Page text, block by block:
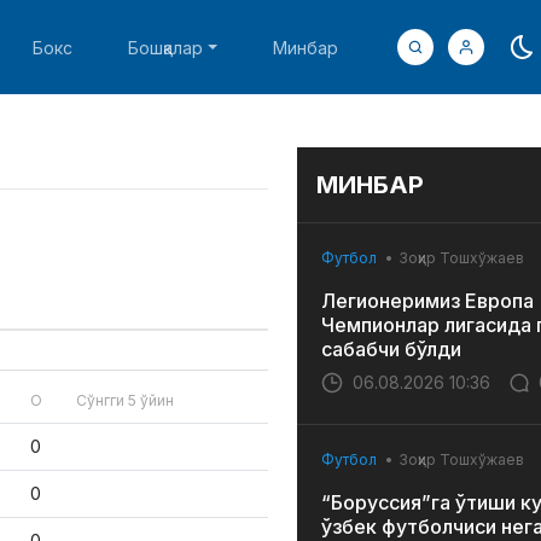
Бокс Бошқалар Минбар
О Сўнгги 5 ўйин
0
0
МИНБАР
Футбол Зоҳир Тошхўжаев
Легионеримиз Европа
Чемпионлар лигасида
сабабчи бўлди
06.08.2026 10:36
Футбол Зоҳир Тошхўжаев
“Боруссия”га ўтиши
ўзбек футболчиси